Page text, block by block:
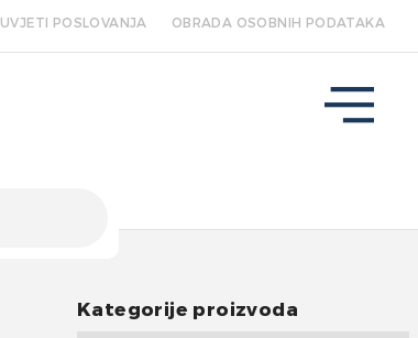
UVJETI POSLOVANJA OBRADA OSOBNIH PODATAKA
Kategorije proizvoda